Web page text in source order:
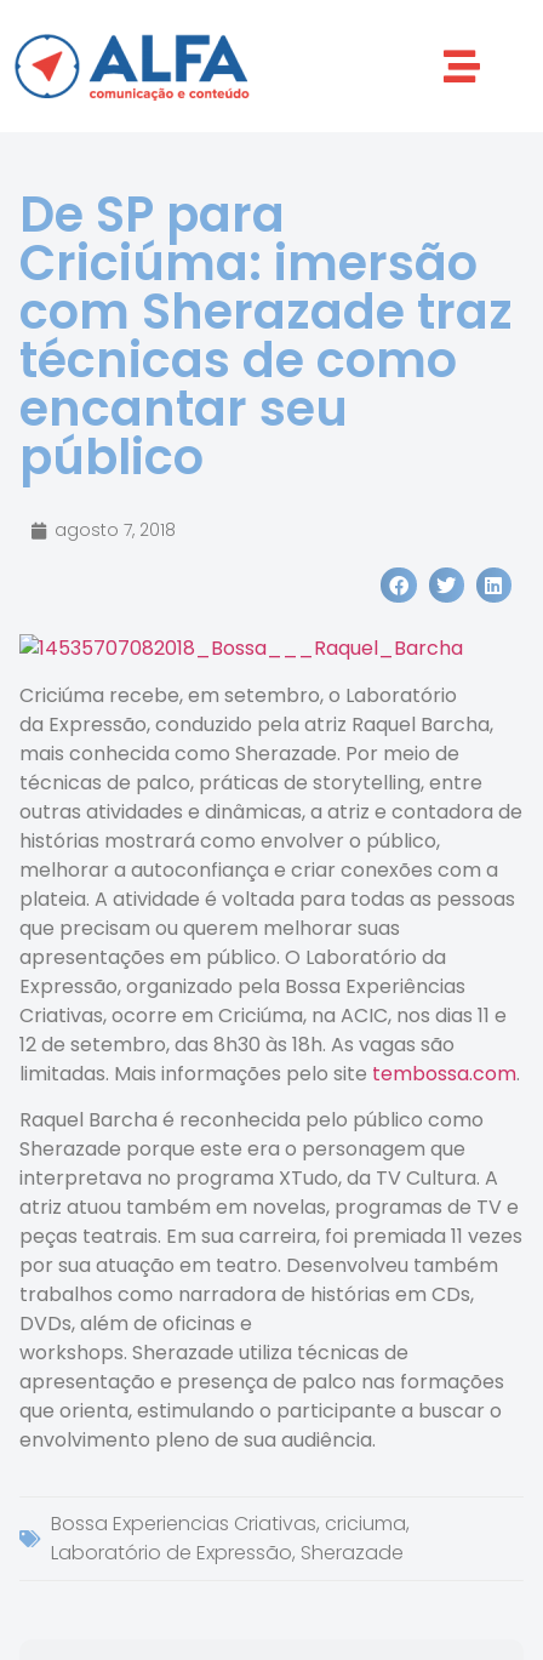
De SP para
Criciúma: imersão
com Sherazade traz
técnicas de como
encantar seu
público
agosto 7, 2018
Criciúma recebe, em setembro, o Laboratório
da Expressão, conduzido pela atriz Raquel Barcha,
mais conhecida como Sherazade. Por meio de
técnicas de palco, práticas de storytelling, entre
outras atividades e dinâmicas, a atriz e contadora de
histórias mostrará como envolver o público,
melhorar a autoconfiança e criar conexões com a
plateia. A atividade é voltada para todas as pessoas
que precisam ou querem melhorar suas
apresentações em público. O Laboratório da
Expressão, organizado pela Bossa Experiências
Criativas, ocorre em Criciúma, na ACIC, nos dias 11 e
12 de setembro, das 8h30 às 18h. As vagas são
limitadas. Mais informações pelo site tembossa.com.
Raquel Barcha é reconhecida pelo público como
Sherazade porque este era o personagem que
interpretava no programa XTudo, da TV Cultura. A
atriz atuou também em novelas, programas de TV e
peças teatrais. Em sua carreira, foi premiada 11 vezes
por sua atuação em teatro. Desenvolveu também
trabalhos como narradora de histórias em CDs,
DVDs, além de oficinas e
workshops. Sherazade utiliza técnicas de
apresentação e presença de palco nas formações
que orienta, estimulando o participante a buscar o
envolvimento pleno de sua audiência.
Bossa Experiencias Criativas, criciuma,
Laboratório de Expressão, Sherazade